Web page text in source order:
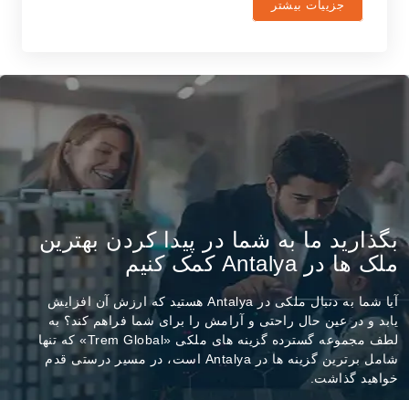
جزییات بیشتر
بگذارید ما به شما در پیدا کردن بهترین
ملک ها در Antalya کمک کنیم
آیا شما به دنبال ملکی در Antalya هستید که ارزش آن افزایش
یابد و در عین حال راحتی و آرامش را برای شما فراهم کند؟ به
لطف مجموعه گسترده گزینه های ملکی «Trem Global» که تنها
شامل برترین گزینه ها در Antalya است، در مسیر درستی قدم
خواهید گذاشت.